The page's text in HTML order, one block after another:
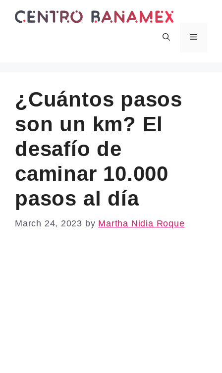
Menu
¿Cuántos pasos
son un km? El
desafío de
caminar 10.000
pasos al día
March 24, 2023 by Martha Nidia Roque